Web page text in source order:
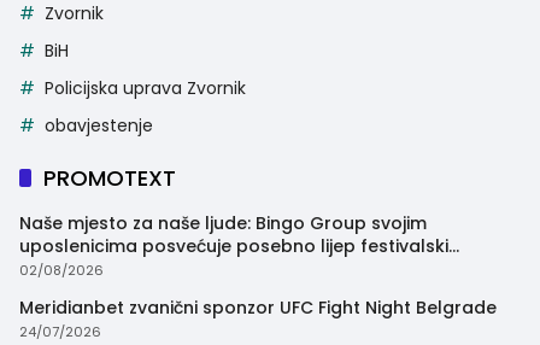
Zvornik
BiH
Policijska uprava Zvornik
obavjestenje
PROMOTEXT
Naše mjesto za naše ljude: Bingo Group svojim
uposlenicima posvećuje posebno lijep festivalski
trenutak
02/08/2026
Meridianbet zvanični sponzor UFC Fight Night Belgrade
24/07/2026